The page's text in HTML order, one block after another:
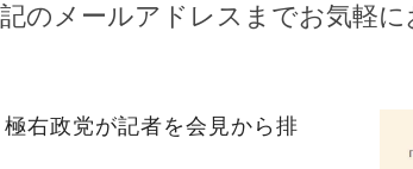
のメールアドレスまでお気軽
右政党が記者を会見から排